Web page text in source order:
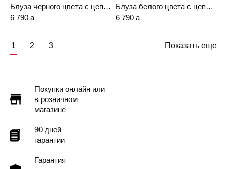
Блуза черного цвета с цепочкой-мониль
6 790 a
Блуза белого цвета с цепочкой-мониль
6 790 a
1 2 3 Показать еще
Покупки онлайн или
в розничном
магазине
90 дней
гарантии
Гарантия